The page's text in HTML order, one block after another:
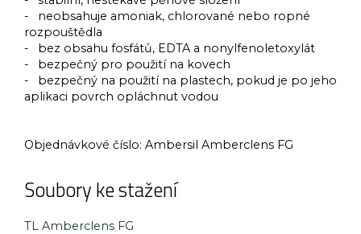
- neobsahuje amoniak, chlorované nebo ropné
rozpouštědla
- bez obsahu fosfátů, EDTA a nonylfenoletoxylát
- bezpečný pro použití na kovech
- bezpečný na použití na plastech, pokud je po jeho
aplikaci povrch opláchnut vodou
Objednávkové číslo: Ambersil Amberclens FG
Soubory ke stažení
TL Amberclens FG